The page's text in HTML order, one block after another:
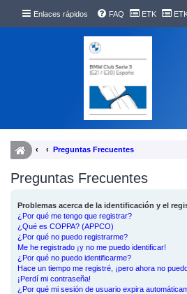
Enlaces rápidos FAQ ETK
Preguntas Frecuentes
Preguntas Frecuentes
Problemas acerca de la identificación y el
¿Por qué me tengo que registrar?
¿Qué es COPPA? (APPCO)
¿Por qué no puedo registrarme?
Me he registrado ¡y no me puedo identificar!
¿Por qué no puedo identificarme?
Hace un tiempo me registré, ¡pero ahora no
¡Perdí mi contraseña!
¿Por qué mi sesión de usuario expira